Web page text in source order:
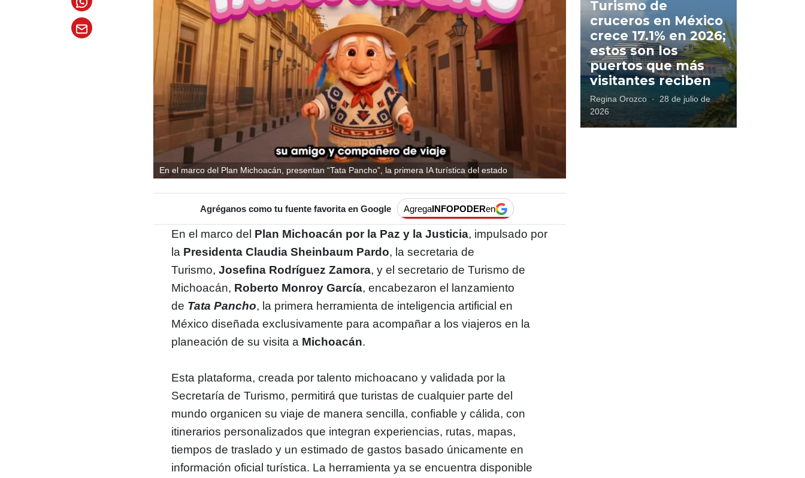
En el marco del Plan Michoacán, presentan “Tata Pancho”, la primera IA turística del estado
Agréganos como tu fuente favorita en Google AgregaINFOPODERen
En el marco del Plan Michoacán por la Paz y la Justicia, impulsado por
la Presidenta Claudia Sheinbaum Pardo, la secretaria de
Turismo,Josefina Rodríguez Zamora, y el secretario de Turismo de
Michoacán, Roberto Monroy García, encabezaron el lanzamiento
de Tata Pancho, la primera herramienta de inteligencia artificial en
México diseñada exclusivamente para acompañar a los viajeros en la
planeación de su visita a Michoacán.
Esta plataforma, creada por talento michoacano y validada por la
Secretaría de Turismo, permitirá que turistas de cualquier parte del
mundo organicen su viaje de manera sencilla, confiable y cálida, con
itinerarios personalizados que integran experiencias, rutas, mapas,
tiempos de traslado y un estimado de gastos basado únicamente en
información oficial turística. La herramienta ya se encuentra disponible
Turismo de
cruceros en México
crece 17.1% en 2026;
estos son los
puertos que más
visitantes reciben
Regina Orozco ·
28 de julio de
2026